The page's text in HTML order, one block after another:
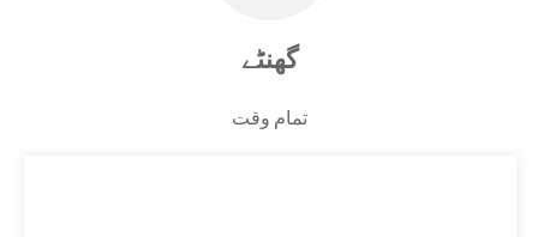
گھنٹے
تمام وقت